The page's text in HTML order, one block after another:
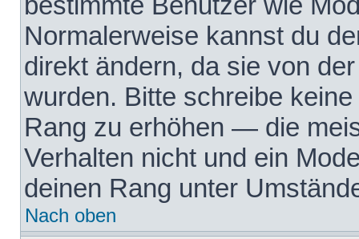
Normalerweise kannst du
direkt ändern, da sie von
wurden. Bitte schreibe
Rang zu erhöhen — die
Verhalten nicht und ein
deinen Rang unter
Nach oben